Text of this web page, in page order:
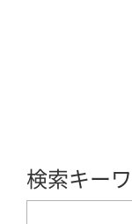
検索キー